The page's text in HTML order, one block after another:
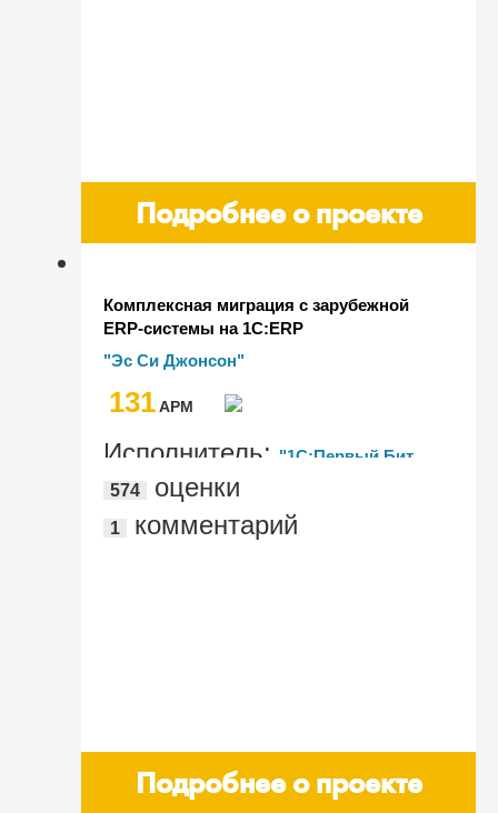
Подробнее о проекте
Комплексная миграция c зарубежной
ERP-системы на 1С:ERP
"Эс Си Джонсон"
131AРМ
Исполнитель: "1С:Первый Бит,
Москва - м. Белорусская"
574 оценки
1 комментарий
Подробнее о проекте